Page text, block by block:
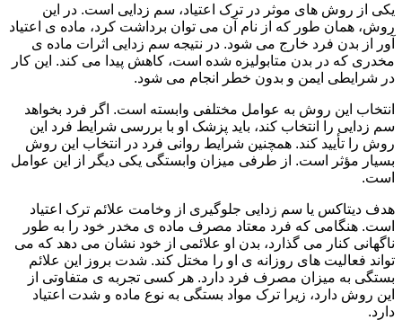
یکی از روش های موثر در ترک اعتیاد، سم زدایی است. در این
روش، همان طور که از نام آن می توان برداشت کرد، ماده ی اعتیاد
آور از بدن فرد خارج می شود. در نتیجه سم زدایی اثرات ماده ی
مخدری که در بدن متابولیزه شده است، کاهش پیدا می کند. این کار
در شرایطی ایمن و بدون خطر انجام می شود.
انتخاب این روش به عوامل مختلفی وابسته است. اگر فرد بخواهد
سم زدایی را انتخاب کند، باید پزشک او با بررسی شرایط فرد این
روش را تأیید کند. همچنین شرایط روانی فرد در انتخاب این روش
بسیار مؤثر است. از طرفی میزان وابستگی یکی دیگر از این عوامل
است.
هدف دیتاکس یا سم زدایی جلوگیری از وخامت علائم ترک اعتیاد
است. هنگامی که فرد معتاد مصرف ماده ی مخدر خود را به طور
ناگهانی کنار می گذارد، بدن او علائمی از خود نشان می دهد که می
تواند فعالیت های روزانه ی او را مختل کند. شدت بروز این علائم
بستگی به میزان مصرف فرد دارد. هر کسی تجربه ی متفاوتی از
این روش دارد، زیرا ترک مواد بستگی به نوع ماده و شدت اعتیاد
دارد.